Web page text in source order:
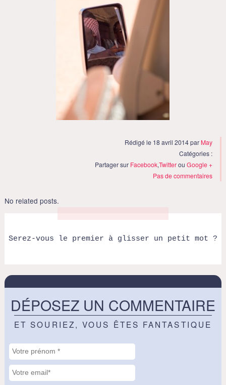
Rédigé le 18 avril 2014 par May
Catégories :
Partager sur Facebook,TwitterouGoogle +
Pas de commentaires
No related posts.
Serez-vous le premier à glisser un petit mot ?
DÉPOSEZ UN COMMENTAIRE
ET SOURIEZ, VOUS ÊTES FANTASTIQUE